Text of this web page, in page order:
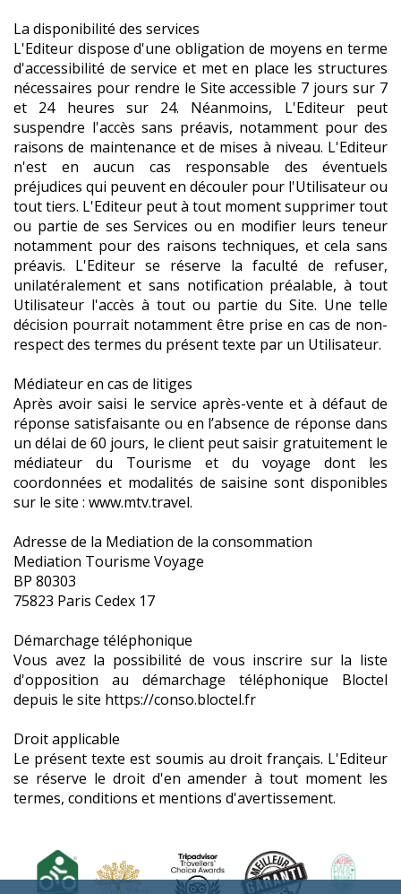
La disponibilité des services
L'Editeur dispose d'une obligation de moyens en terme
d'accessibilité de service et met en place les structures
nécessaires pour rendre le Site accessible 7 jours sur 7
et 24 heures sur 24. Néanmoins, L'Editeur peut
suspendre l'accès sans préavis, notamment pour des
raisons de maintenance et de mises à niveau. L'Editeur
n'est en aucun cas responsable des éventuels
préjudices qui peuvent en découler pour l'Utilisateur ou
tout tiers. L'Editeur peut à tout moment supprimer tout
ou partie de ses Services ou en modifier leurs teneur
notamment pour des raisons techniques, et cela sans
préavis. L'Editeur se réserve la faculté de refuser,
unilatéralement et sans notification préalable, à tout
Utilisateur l'accès à tout ou partie du Site. Une telle
décision pourrait notamment être prise en cas de non-
respect des termes du présent texte par un Utilisateur.
Médiateur en cas de litiges
Après avoir saisi le service après-vente et à défaut de
réponse satisfaisante ou en l’absence de réponse dans
un délai de 60 jours, le client peut saisir gratuitement le
médiateur du Tourisme et du voyage dont les
coordonnées et modalités de saisine sont disponibles
sur le site : www.mtv.travel.
Adresse de la Mediation de la consommation
Mediation Tourisme Voyage
BP 80303
75823 Paris Cedex 17
Démarchage téléphonique
Vous avez la possibilité de vous inscrire sur la liste
d'opposition au démarchage téléphonique Bloctel
depuis le site https://conso.bloctel.fr
Droit applicable
Le présent texte est soumis au droit français. L'Editeur
se réserve le droit d'en amender à tout moment les
termes, conditions et mentions d'avertissement.